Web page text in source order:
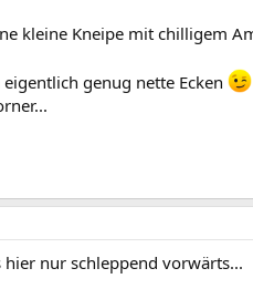
kleine Kneipe mit chilligem
genug nette Ecken
nur schleppend vorwärts...